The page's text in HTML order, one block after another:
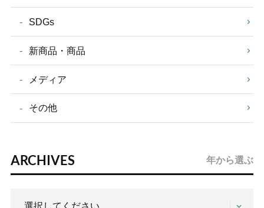
SDGs
新商品・商品
メディア
その他
ARCHIVES 年から選ぶ